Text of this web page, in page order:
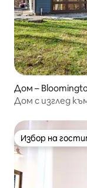
Дом –
Дом с изглед
Избор на
Избор на